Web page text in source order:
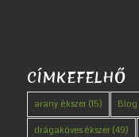
CÍMKEFELHŐ
arany ékszer(15) Blog
drágaköves ékszer(49)